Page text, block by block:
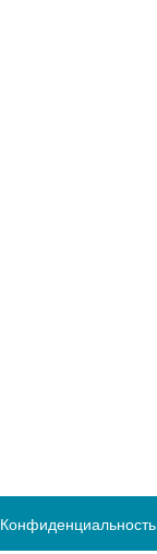
Конфиденциальность